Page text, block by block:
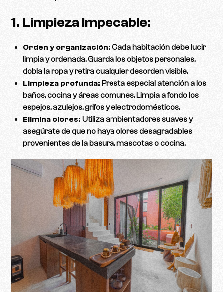
1. Limpieza Impecable:
Orden y organización: Cada habitación debe lucir
limpia y ordenada. Guarda los objetos personales,
dobla la ropa y retira cualquier desorden visible.
Limpieza profunda: Presta especial atención a los
baños, cocina y áreas comunes. Limpia a fondo los
espejos, azulejos, grifos y electrodomésticos.
Elimina olores: Utiliza ambientadores suaves y
asegúrate de que no haya olores desagradables
provenientes de la basura, mascotas o cocina.